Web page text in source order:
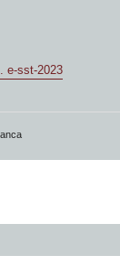
e-sst-2023